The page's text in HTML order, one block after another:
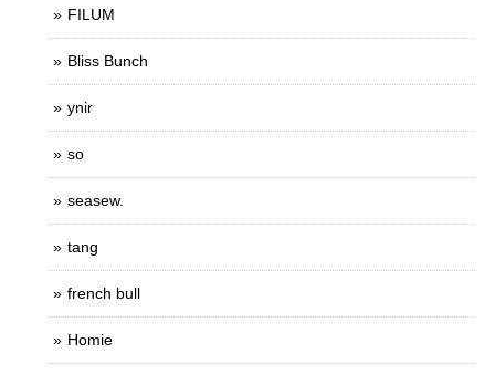
FILUM
Bliss Bunch
ynir
so
seasew.
tang
french bull
Homie